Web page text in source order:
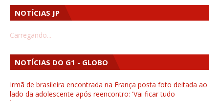
NOTÍCIAS JP
Carregando...
NOTÍCIAS DO G1 - GLOBO
Irmã de brasileira encontrada na França posta foto deitada ao
lado da adolescente após reencontro: 'Vai ficar tudo